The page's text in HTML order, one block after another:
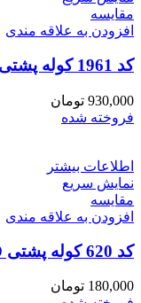
مقايسه
افزودن به علاقه مندی
کد 1961 کوله پشتی مسافرتی dcmeilun
930,000 تومان
فروخته شده
اطلاعات بیشتر
نمایش سریع
مقايسه
افزودن به علاقه مندی
کد 620 کوله پشتی DSQUARED
180,000 تومان